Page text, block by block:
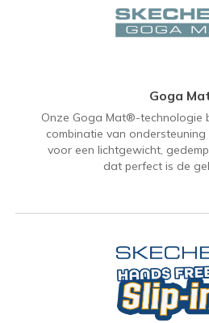
Goga
Onze Goga Mat®-technologie
combinatie van
voor een lichtgewicht,
dat perfect is de